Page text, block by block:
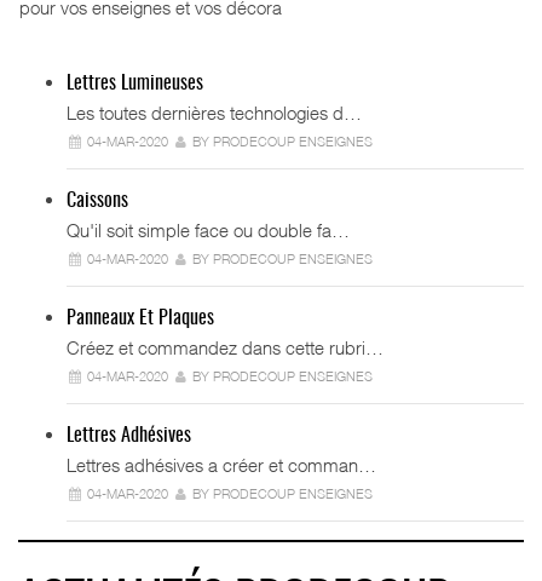
pour vos enseignes et vos décora
Lettres Lumineuses
Les toutes dernières technologies d…
04-MAR-2020 BY PRODECOUP ENSEIGNES
Caissons
Qu'il soit simple face ou double fa…
04-MAR-2020 BY PRODECOUP ENSEIGNES
Panneaux Et Plaques
Créez et commandez dans cette rubri…
04-MAR-2020 BY PRODECOUP ENSEIGNES
Lettres Adhésives
Lettres adhésives a créer et comman…
04-MAR-2020 BY PRODECOUP ENSEIGNES